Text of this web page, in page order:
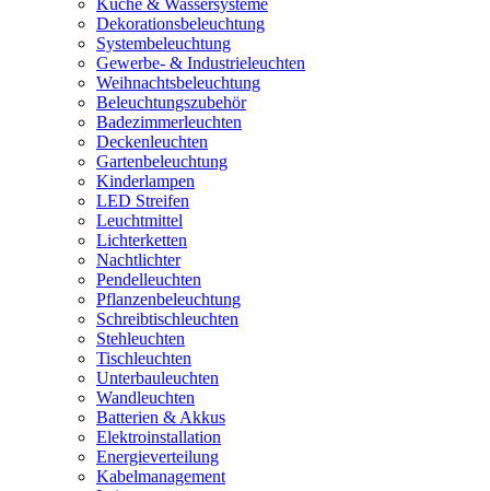
Küche & Wassersysteme
Dekorationsbeleuchtung
Systembeleuchtung
Gewerbe- & Industrieleuchten
Weihnachtsbeleuchtung
Beleuchtungszubehör
Badezimmerleuchten
Deckenleuchten
Gartenbeleuchtung
Kinderlampen
LED Streifen
Leuchtmittel
Lichterketten
Nachtlichter
Pendelleuchten
Pflanzenbeleuchtung
Schreibtischleuchten
Stehleuchten
Tischleuchten
Unterbauleuchten
Wandleuchten
Batterien & Akkus
Elektroinstallation
Energieverteilung
Kabelmanagement